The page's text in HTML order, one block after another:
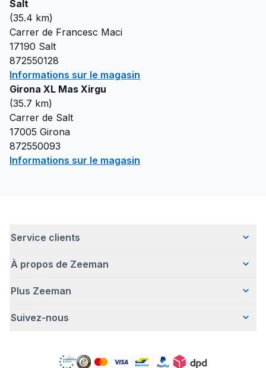
Salt
(35.4 km)
Carrer de Francesc Maci
17190 Salt
872550128
Informations sur le magasin
Girona XL Mas Xirgu
(35.7 km)
Carrer de Salt
17005 Girona
872550093
Informations sur le magasin
Service clients
Questions fréquentes
Livraison
Retour d'articles
À propos de Zeeman
Qui sommes-nous ?
Une entreprise responsable
Rapport annuel RSE
Plus Zeeman
Avertissement de sécurité
Nos campagnes
Suivez-nous